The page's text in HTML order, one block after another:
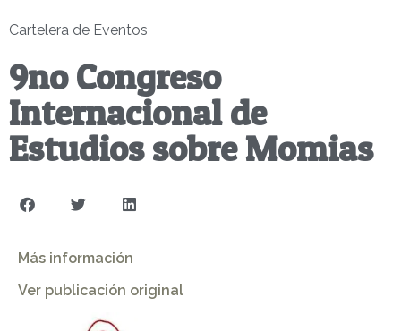
Cartelera de Eventos
9no Congreso
Internacional de
Estudios sobre Momias
Más información
Ver publicación original